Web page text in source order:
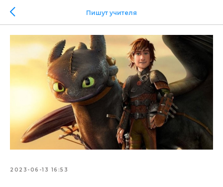
Пишут учителя
2023-06-13 16:53